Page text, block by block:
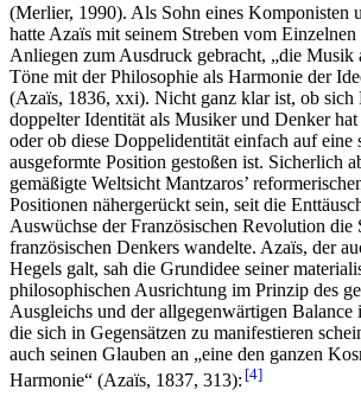
(Merlier, 1990). Als Sohn eines Komponisten
hatte Azaïs mit seinem Streben vom
Anliegen zum Ausdruck gebracht, „die Musik
Töne mit der Philosophie als Harmonie der
(Azaïs, 1836, xxi). Nicht ganz klar ist, ob sich
doppelter Identität als Musiker und Denker hat
oder ob diese Doppelidentität einfach auf eine
ausgeformte Position gestoßen ist. Sicherlich
gemäßigte Weltsicht Mantzaros’
Positionen nähergerückt sein, seit die
Auswüchse der Französischen Revolution die
französischen Denkers wandelte. Azaïs, der
Hegels galt, sah die Grundidee seiner
philosophischen Ausrichtung im Prinzip des
Ausgleichs und der allgegenwärtigen Balance
die sich in Gegensätzen zu manifestieren
auch seinen Glauben an „eine den ganzen
Harmonie“ (Azaïs, 1837, 313): 4